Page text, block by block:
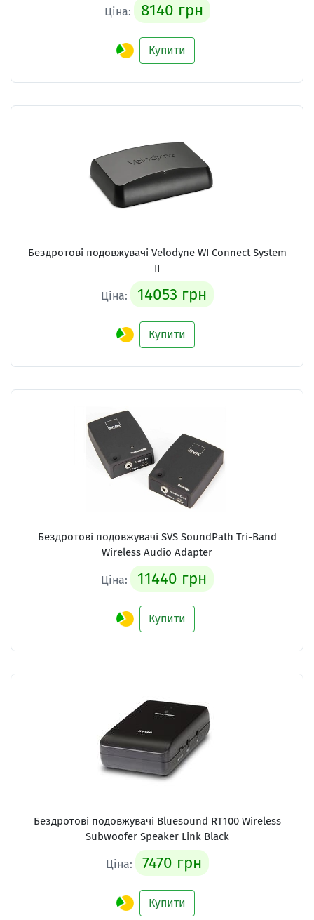
Ціна: 8140 грн
Купити
Бездротові подовжувачі Velodyne WI Connect System
II
Ціна: 14053 грн
Купити
Бездротові подовжувачі SVS SoundPath Tri-Band
Wireless Audio Adapter
Ціна: 11440 грн
Купити
Бездротові подовжувачі Bluesound RT100 Wireless
Subwoofer Speaker Link Black
Ціна: 7470 грн
Купити